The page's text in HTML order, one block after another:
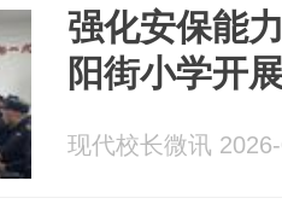
强化安保能
阳街小学开
现代校长微讯